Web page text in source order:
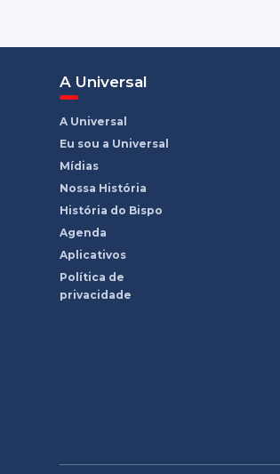
A Universal
A Universal
Eu sou a Universal
Mídias
Nossa História
História do Bispo
Agenda
Aplicativos
Política de
privacidade